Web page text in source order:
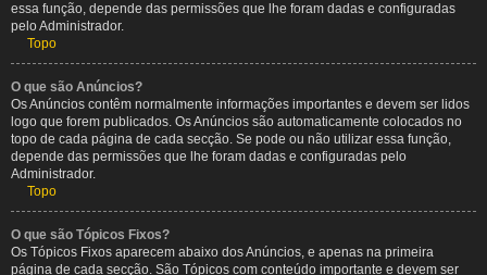
essa função, depende das permissões que lhe foram dadas e configuradas
pelo Administrador.
Topo
O que são Anúncios?
Os Anúncios contêm normalmente informações importantes e devem ser lidos
logo que forem publicados. Os Anúncios são automaticamente colocados no
topo de cada página de cada secção. Se pode ou não utilizar essa função,
depende das permissões que lhe foram dadas e configuradas pelo
Administrador.
Topo
O que são Tópicos Fixos?
Os Tópicos Fixos aparecem abaixo dos Anúncios, e apenas na primeira
página de cada secção. São Tópicos com conteúdo importante e devem ser